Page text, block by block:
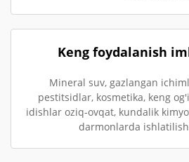
Keng foydalanish
Mineral suv, gazlangan
pestitsidlar, kosmetika, keng
idishlar oziq-ovqat, kundalik
darmonlarda